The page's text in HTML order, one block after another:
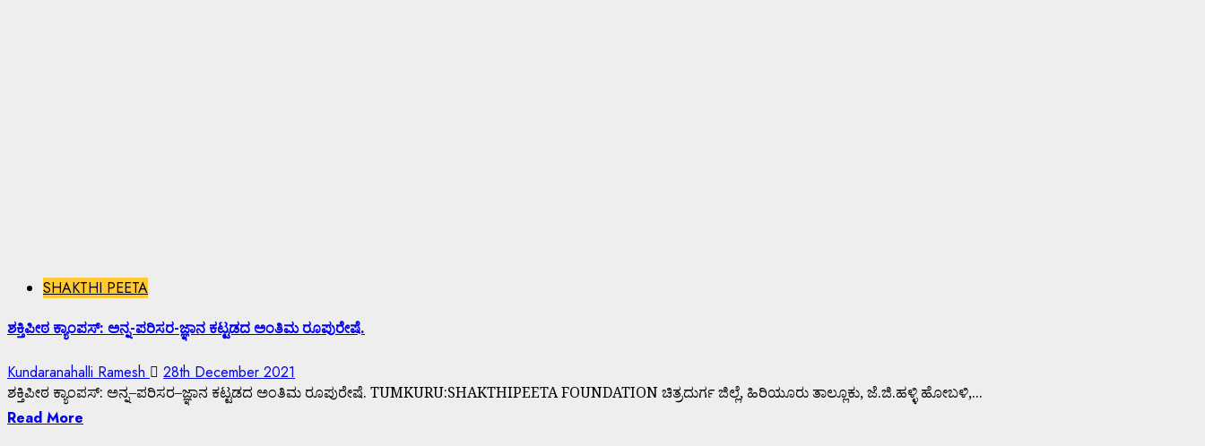
SHAKTHI PEETA
ಶಕ್ತಿಪೀಠ ಕ್ಯಾಂಪಸ್: ಅನ್ನ-ಪರಿಸರ-ಜ್ಞಾನ ಕಟ್ಟಡದ ಅಂತಿಮ ರೂಪುರೇಷೆ.
Kundaranahalli Ramesh 28th December 2021
ಶಕ್ತಿಪೀಠ ಕ್ಯಾಂಪಸ್: ಅನ್ನ–ಪರಿಸರ–ಜ್ಞಾನ ಕಟ್ಟಡದ ಅಂತಿಮ ರೂಪುರೇಷೆ. TUMKURU:SHAKTHIPEETA FOUNDATION ಚಿತ್ರದುರ್ಗ ಜಿಲ್ಲೆ, ಹಿರಿಯೂರು ತಾಲ್ಲೂಕು, ಜೆ.ಜಿ.ಹಳ್ಳಿ ಹೋಬಳಿ,...
Read More